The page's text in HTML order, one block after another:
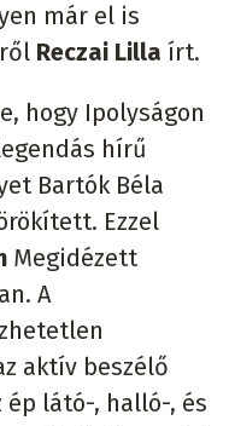
már el is
Reczai Lilla írt.
hogy Ipolyságon
hírű
Bartók Béla
Ezzel
Megidézett
A
aktív beszélő
ép látó-, halló-, és